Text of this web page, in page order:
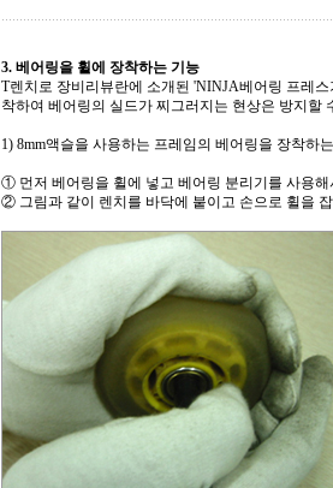
3. 베어링을 휠에 장착하는 기능
T렌치로 장비리뷰란에 소개된 'NINJA베어링 프레
착하여 베어링의 실드가 찌그러지는 현상은 방지할
1) 8mm액슬을 사용하는 프레임의 베어링을 장착하
① 먼저 베어링을 휠에 넣고 베어링 분리기를 사용
② 그림과 같이 렌치를 바닥에 붙이고 손으로 휠을